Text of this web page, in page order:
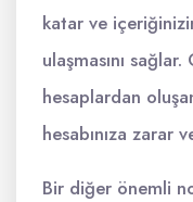
katar ve
ulaşmasını
hesaplardan
hesabınıza zarar
Bir diğer önemli